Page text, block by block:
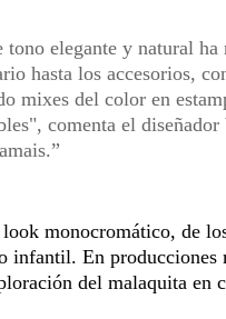
tono elegante y natural
hasta los accesorios,
mixes del color en
comenta el
monocromático, de
infantil. En producciones
del malaquita en